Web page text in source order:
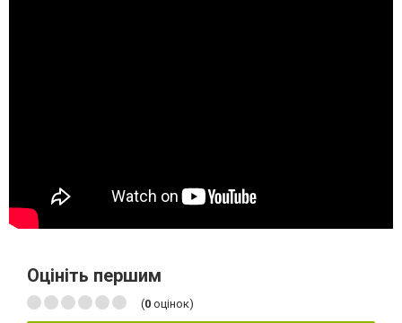
Оцініть першим
(0 оцінок)